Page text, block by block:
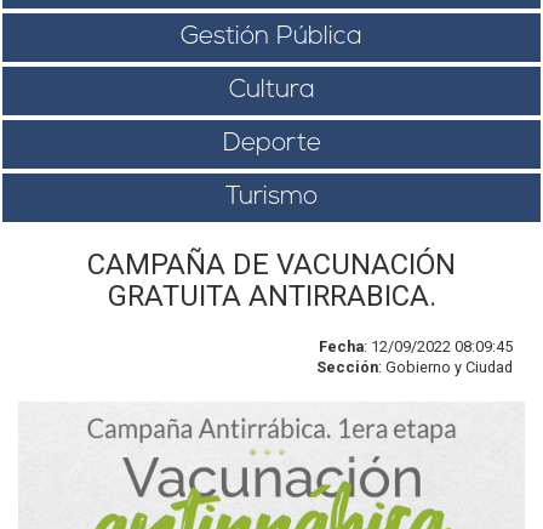
Gestión Pública
Cultura
Deporte
Turismo
CAMPAÑA DE VACUNACIÓN
GRATUITA ANTIRRABICA.
Fecha: 12/09/2022 08:09:45
Sección: Gobierno y Ciudad